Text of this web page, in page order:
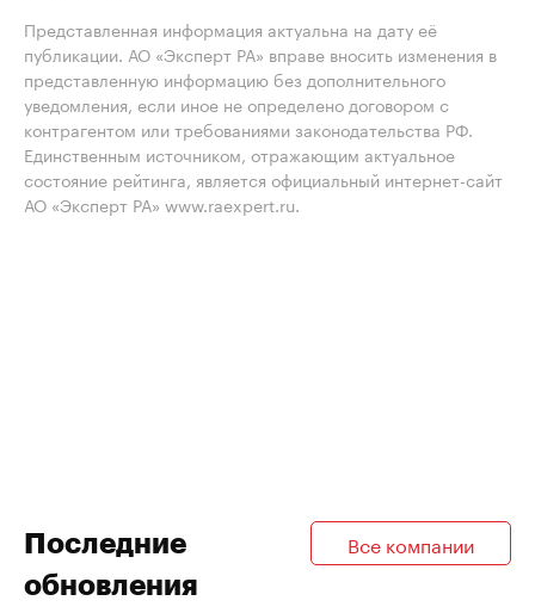
Представленная информация актуальна на дату её
публикации. АО «Эксперт РА» вправе вносить изменения в
представленную информацию без дополнительного
уведомления, если иное не определено договором с
контрагентом или требованиями законодательства РФ.
Единственным источником, отражающим актуальное
состояние рейтинга, является официальный интернет-сайт
АО «Эксперт РА» www.raexpert.ru.
Последние
обновления
Все компании